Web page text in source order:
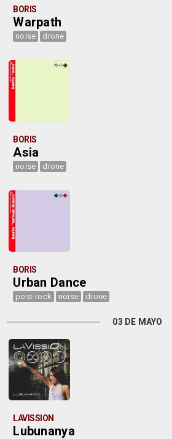
BORIS
Warpath
noise drone
BORIS
Asia
noise drone
BORIS
Urban Dance
post-rock noise drone
03 DE MAYO
LAVISSION
Lubunanya